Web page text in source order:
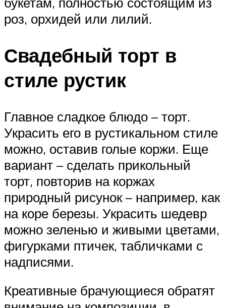
роз, орхидей или лилий.
Свадебный торт в
стиле рустик
Главное сладкое блюдо – торт.
Украсить его в рустикальном стиле
можно, оставив голые коржи. Еще
вариант – сделать прикольный
торт, повторив на коржах
природный рисунок – например, как
на коре березы. Украсить шедевр
можно зеленью и живыми цветами,
фигурками птичек, табличками с
надписями.
Креативные брачующиеся обратят